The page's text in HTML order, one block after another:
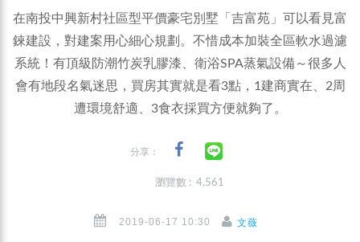
在南投中興新村社區型平價豪宅別墅「吉富苑」可以看見富
錸建設，對建案用心細心規劃。不惜成本加裝全區軟水過濾
系統！有頂級防潮竹炭乳膠漆、衛浴SPA蒸氣設備～很多人
會有地段名氣迷思，買房其實就是看3點，1建商實在、2周
遭環境舒適、3食衣採買方便就夠了。
分享：
瀏覽數 : 4,561
2019-06-17 10:30 文薇